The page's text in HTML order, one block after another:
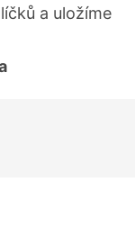
a uložíme